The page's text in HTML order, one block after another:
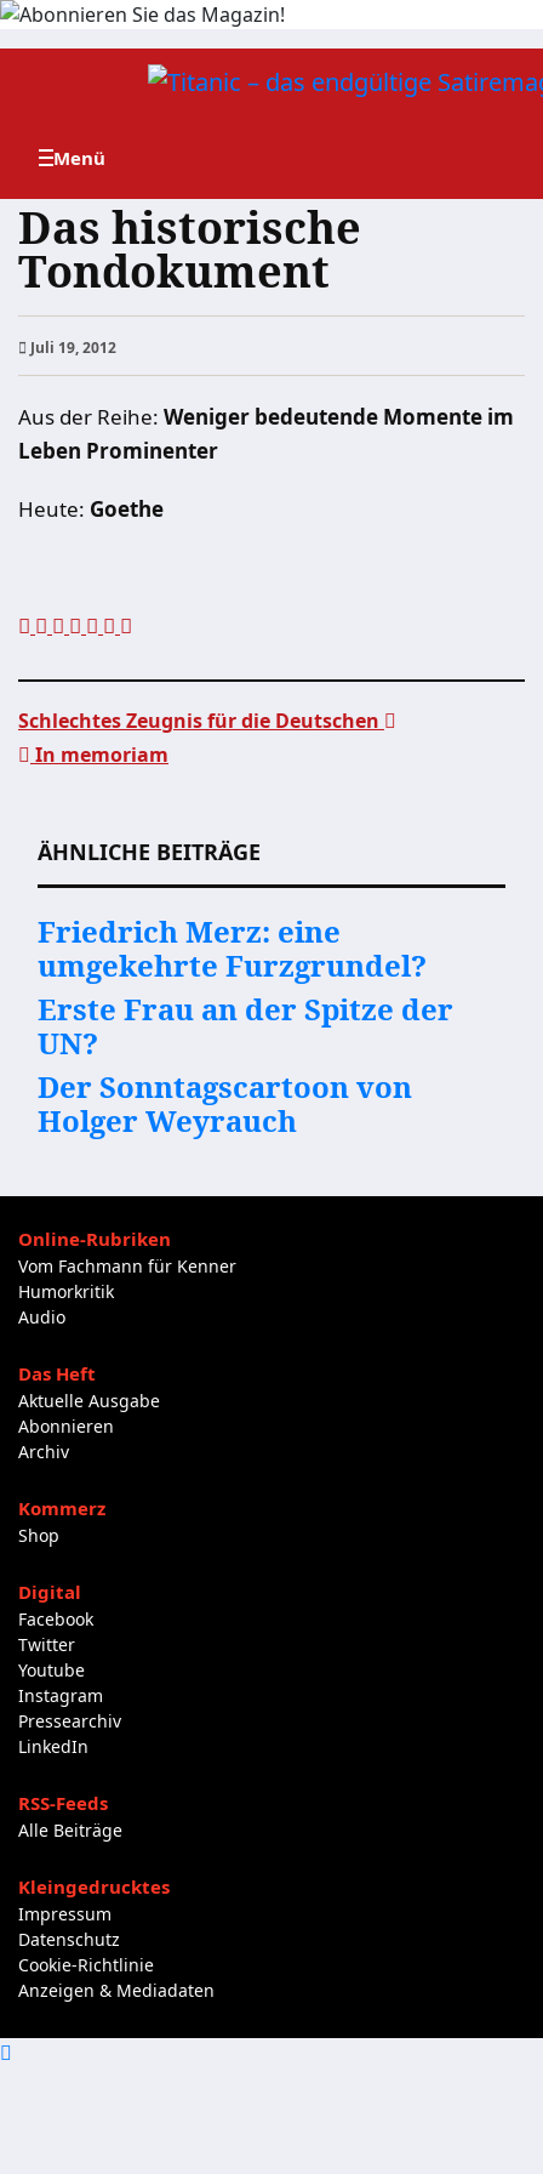
Zum
Das historische
Tondokument
Juli 19, 2012
Aus der Reihe: Weniger bedeutende Momente im
Leben Prominenter
Heute: Goethe
Schlechtes Zeugnis für die Deutschen
In memoriam
ÄHNLICHE BEITRÄGE
Friedrich Merz: eine
umgekehrte Furzgrundel?
Erste Frau an der Spitze der
UN?
Der Sonntagscartoon von
Holger Weyrauch
Online-Rubriken
Vom Fachmann für Kenner
Humorkritik
Audio
Das Heft
Aktuelle Ausgabe
Abonnieren
Archiv
Kommerz
Shop
Digital
Facebook
Twitter
Youtube
Instagram
Pressearchiv
LinkedIn
RSS-Feeds
Alle Beiträge
Kleingedrucktes
Impressum
Datenschutz
Cookie-Richtlinie
Anzeigen & Mediadaten